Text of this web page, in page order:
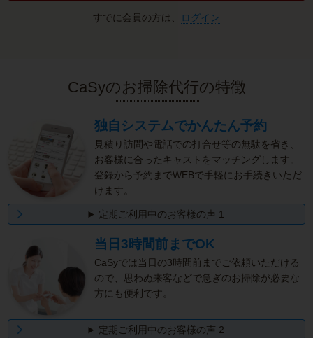
すでに会員の方は、 ログイン
CaSyのお掃除代行の特徴
独自システムでかんたん予約
見積り訪問や電話での打合せ等の無駄を省き、
お客様に合ったキャストをマッチングします。
登録から予約までWEBで手軽にお手続きいただ
けます。
定期ご利用中のお客様の声 1
当日3時間前までOK
CaSyでは当日の3時間前までご依頼いただける
ので、思わぬ来客などで急ぎのお掃除が必要な
方にも便利です。
定期ご利用中のお客様の声 2